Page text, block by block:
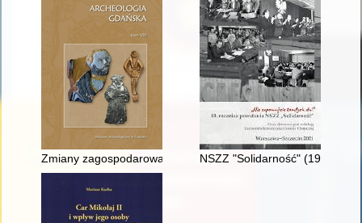
Zmiany zagospodarowania parceli 4-5 przy ulicy Reduta
NSZZ "Solidarność" (1980-